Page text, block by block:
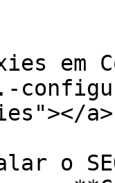
em
a>
o